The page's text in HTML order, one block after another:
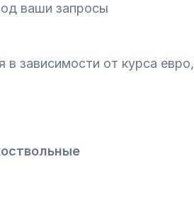
ваши запросы
зависимости от курса евро,